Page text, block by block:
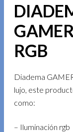
RGB
Diadema
lujo, este
como:
– Iluminación rgb